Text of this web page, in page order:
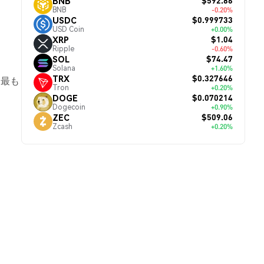
も
BNB -0.20%
USDC
USD Coin
$0.999733
+0.00%
XRP
Ripple
$1.04
-0.60%
SOL
Solana
$74.47
+1.60%
TRX
Tron
$0.327646
+0.20%
DOGE
Dogecoin
$0.070214
+0.90%
ZEC
Zcash
$509.06
+0.20%